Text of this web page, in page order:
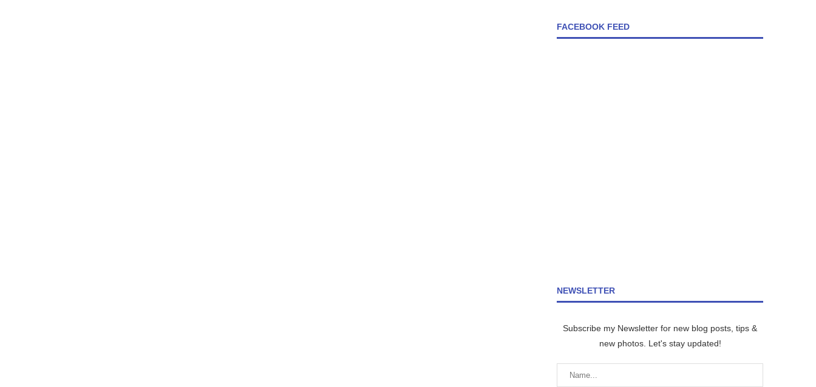
FACEBOOK FEED
NEWSLETTER
Subscribe my Newsletter for new blog posts, tips &
new photos. Let's stay updated!